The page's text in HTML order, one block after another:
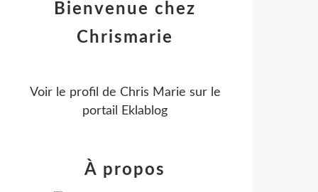
Bienvenue chez
Chrismarie
Voir le profil de Chris Marie sur le
portail Eklablog
À propos